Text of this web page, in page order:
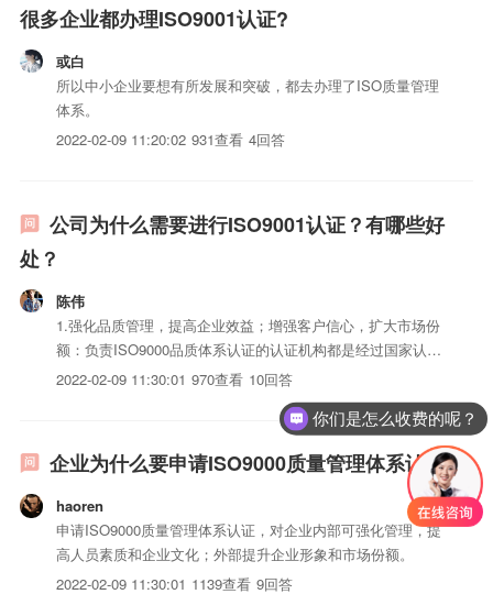
很多企业都办理ISO9001认证?
或白
所以中小企业要想有所发展和突破，都去办理了ISO质量管理
体系。
2022-02-09 11:20:02 931查看 4回答
公司为什么需要进行ISO9001认证？有哪些好
处？
陈伟
1.强化品质管理，提高企业效益；增强客户信心，扩大市场份
额：负责ISO9000品质体系认证的认证机构都是经过国家认可
机构认可的权威机构，对企业的品质体系的审核是非常严格
的。这样，对于企业内部来说，可按照经过严格审核的国际标
准化的品质体系进行品质管理，真正达到法治化、科学化的要
2022-02-09 11:30:01 970查看 10回答
企业为什么要申请ISO9000质量管理体系认证
haoren
申请ISO9000质量管理体系认证，对企业内部可强化管理，提
高人员素质和企业文化；外部提升企业形象和市场份额。
2022-02-09 11:30:01 1139查看 9回答
你们是怎么收费的呢？